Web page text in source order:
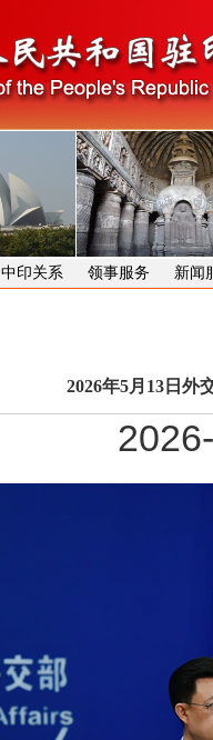
中印关系 领事服务 新闻
2026年5月13日外